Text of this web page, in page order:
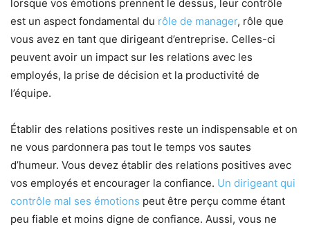
lorsque vos émotions prennent le dessus, leur contrôle
est un aspect fondamental du rôle de manager, rôle que
vous avez en tant que dirigeant d’entreprise. Celles-ci
peuvent avoir un impact sur les relations avec les
employés, la prise de décision et la productivité de
l’équipe.
Établir des relations positives reste un indispensable et on
ne vous pardonnera pas tout le temps vos sautes
d’humeur. Vous devez établir des relations positives avec
vos employés et encourager la confiance. Un dirigeant qui
contrôle mal ses émotions peut être perçu comme étant
peu fiable et moins digne de confiance. Aussi, vous ne